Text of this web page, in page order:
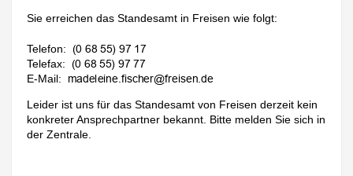
Sie erreichen das Standesamt in Freisen wie folgt:
Telefon:
Telefax:
E-Mail:
Leider ist uns für das Standesamt von Freisen derzeit kein
konkreter Ansprechpartner bekannt. Bitte melden Sie sich in
der Zentrale.